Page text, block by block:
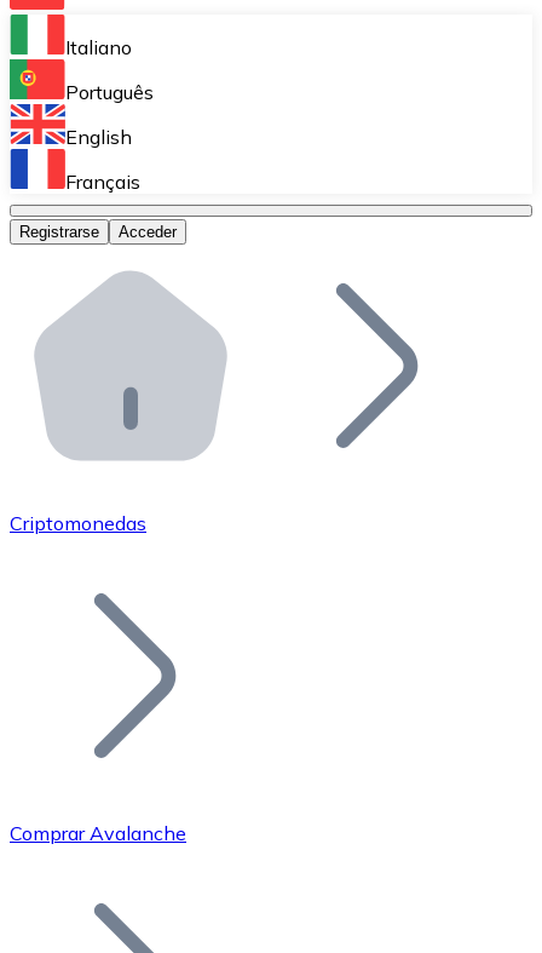
Bitnovo Ramp
Integra nuestra solución en tu plataforma.
Bitnovo Giftcards
Bitnovo OTC
Bitnovo ATM
Integra un ATM Bitnovo en tu negocio y permite que
Bitnovo API
Integra nuestra API en tu ecosistema.
Únete a nuestra red de distribuidores.
Añade tu proyecto a nuestro ecosistema.
Bitcoin
Italiano
Português
English
Français
Registrarse Acceder
Criptomonedas
Comprar Avalanche